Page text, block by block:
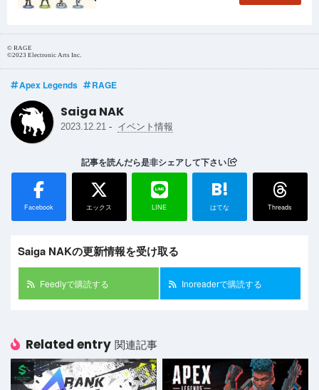
© RAGE
©2023 Electronic Arts Inc.
Apex Legends RAGE
Saiga NAK
2023.12.21 - イベント情報
記事を読んだら是非シェアして下さい
Facebook エックス LINE
B!
はてな Threads
Saiga NAKの更新情報を受け取る
Feedlyで購読する Inoreaderで購読する
Related entry 関連記事